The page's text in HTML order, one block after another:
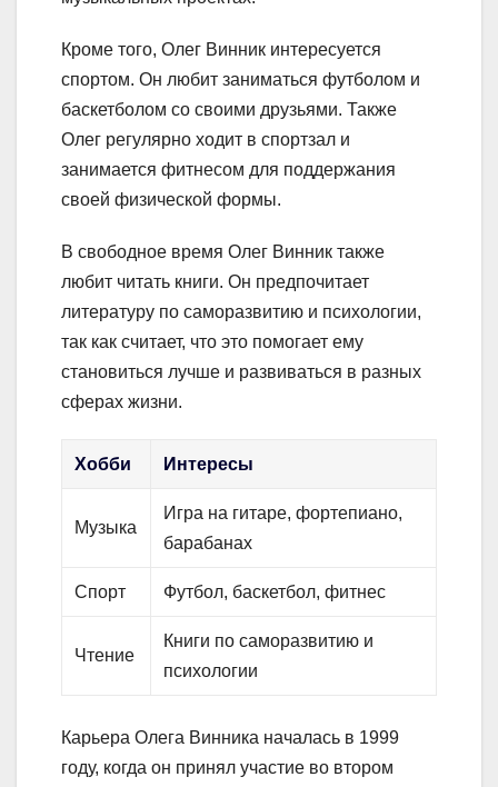
Кроме того, Олег Винник интересуется
спортом. Он любит заниматься футболом и
баскетболом со своими друзьями. Также
Олег регулярно ходит в спортзал и
занимается фитнесом для поддержания
своей физической формы.
В свободное время Олег Винник также
любит читать книги. Он предпочитает
литературу по саморазвитию и психологии,
так как считает, что это помогает ему
становиться лучше и развиваться в разных
сферах жизни.
Хобби Интересы
Музыка
Игра на гитаре, фортепиано,
барабанах
Спорт Футбол, баскетбол, фитнес
Чтение
Книги по саморазвитию и
психологии
Карьера Олега Винника началась в 1999
году, когда он принял участие во втором